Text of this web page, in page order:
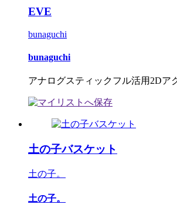
EVE
bunaguchi
bunaguchi
アナログスティックフル活用2Dア
土の子バスケット
土の子。
土の子。